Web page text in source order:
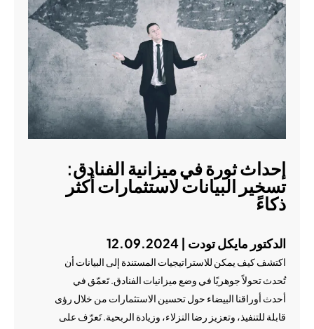
إحداث ثورة في ميزانية الفنادق:
تسخير البيانات لاستثمارات أكثر
ذكاءً
الدكتور مايكل تودت | 12.09.2024
اكتشف كيف يمكن للاستراتيجيات المستندة إلى البيانات أن
تُحدث تحولاً جوهريًا في وضع ميزانيات الفنادق. تَعمّق في
أحدث أوراقنا البيضاء حول تحسين الاستثمارات من خلال رؤى
قابلة للتنفيذ، وتعزيز رضا النزلاء، وزيادة الربحية. تَعرّف على